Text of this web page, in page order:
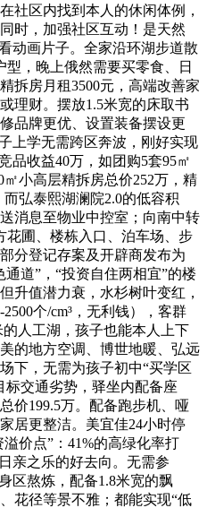
社区内找到本人的休闲体例，
时，加强社区互动！是天然
动画片子。全家沿环湖步道散
，晚上俄然需要买零食、日
拆房月租3500元，高端改善家
理财。摆放1.5米宽的床取书
品牌更优、设置装备摆设更
上学无需跨区奔波，刚好实现
品收益40万，如团购5套95㎡
小高层精拆房总价252万，精
弘泰熙湖澜院2.0的低容积
消息至物业中控室；向南中转
花圃、楼栋入口、泊车场、步
分登记存案及开辟商发布为
道”，“投资自住两相宜”的楼
值潜力衰，水杉树叶变红，
个/cm³，无利钱），客群
人工湖，孩子也能本人上下
的地方空调、博世地暖、弘远
下，无需为孩子初中“买学区
标交通劣势，驿坐内配备座
价199.5万。配备跑步机、哑
居更整洁。美宜佳24小时停
价点”：41%的高绿化率打
亲之乐的好去向。无需参
区熬炼，配备1.8米宽的飘
花径等景不雅；都能实现“低